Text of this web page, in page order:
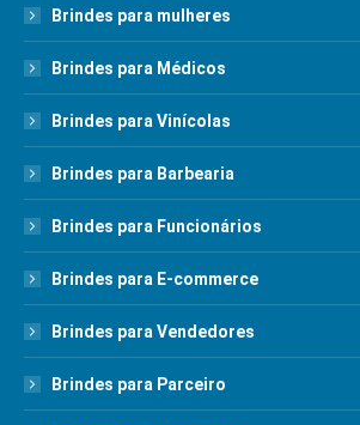
Brindes para mulheres
Brindes para Médicos
Brindes para Vinícolas
Brindes para Barbearia
Brindes para Funcionários
Brindes para E-commerce
Brindes para Vendedores
Brindes para Parceiro